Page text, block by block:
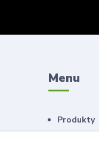
Menu
Produkty